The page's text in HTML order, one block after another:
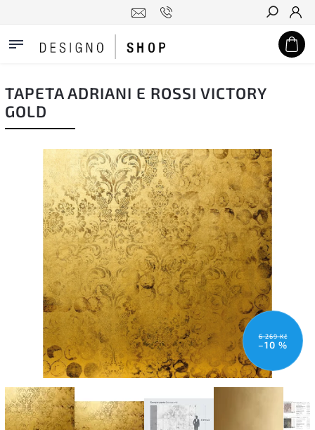
Hledat
TAPETA ADRIANI E ROSSI VICTORY
GOLD
6 269 Kč
–10 %